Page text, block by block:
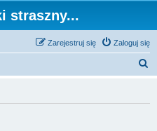
straszny...
Zaloguj się
Zarejestruj się